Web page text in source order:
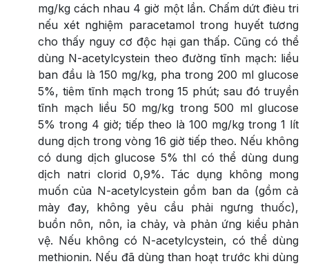
mg/kg cách nhau 4 giờ một lần. Chấm dứt đièu tri
nếu xét nghiệm paracetamol trong huyết tương
cho thấy nguy cơ độc hại gan thấp. Cũng có thể
dùng N-acetylcystein theo đường tĩnh mạch: liều
ban đầu là 150 mg/kg, pha trong 200 ml glucose
5%, tiêm tĩnh mạch trong 15 phút; sau đó truyền
tĩnh mạch liều 50 mg/kg trong 500 ml glucose
5% trong 4 giờ; tiếp theo là 100 mg/kg trong 1 lít
dung dịch trong vòng 16 giờ tiếp theo. Nếu không
có dung dịch glucose 5% thl có thể dùng dung
dịch natri clorid 0,9%. Tác dụng không mong
muốn của N-acetylcystein gồm ban da (gồm cả
mày đay, không yêu cầu phải ngưng thuốc),
buồn nôn, nôn, ỉa chảy, và phản ứng kiểu phản
vệ. Nếu không có N-acetylcystein, có thể dùng
methionin. Nếu đã dùng than hoạt trước khi dùng